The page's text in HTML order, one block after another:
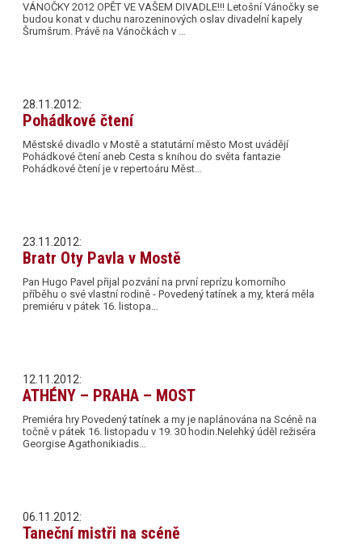
VÁNOČKY 2012 OPĚT VE VAŠEM DIVADLE!!! Letošní Vánočky se
budou konat v duchu narozeninových oslav divadelní kapely
Šrumšrum. Právě na Vánočkách v …
28.11.2012:
Pohádkové čtení
Městské divadlo v Mostě a statutární město Most uvádějí
Pohádkové čtení aneb Cesta s knihou do světa fantazie
Pohádkové čtení je v repertoáru Měst…
23.11.2012:
Bratr Oty Pavla v Mostě
Pan Hugo Pavel přijal pozvání na první reprízu komorního
příběhu o své vlastní rodině - Povedený tatínek a my, která měla
premiéru v pátek 16. listopa…
12.11.2012:
ATHÉNY – PRAHA – MOST
Premiéra hry Povedený tatínek a my je naplánována na Scéně na
točně v pátek 16. listopadu v 19. 30 hodin.Nelehký úděl režiséra
Georgise Agathonikiadis…
06.11.2012:
Taneční mistři na scéně